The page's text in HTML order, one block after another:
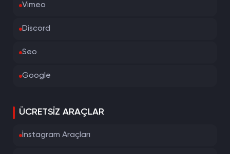
Vimeo
Discord
Seo
Google
ÜCRETSIZ ARAÇLAR
İnstagram Araçları